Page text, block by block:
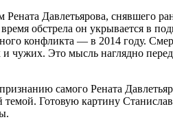
Давлетьярова, снявшего
обстрела он укрывается в
конфликта — в 2014 году.
и чужих. Это мысль наглядно
самого Рената
Готовую картину